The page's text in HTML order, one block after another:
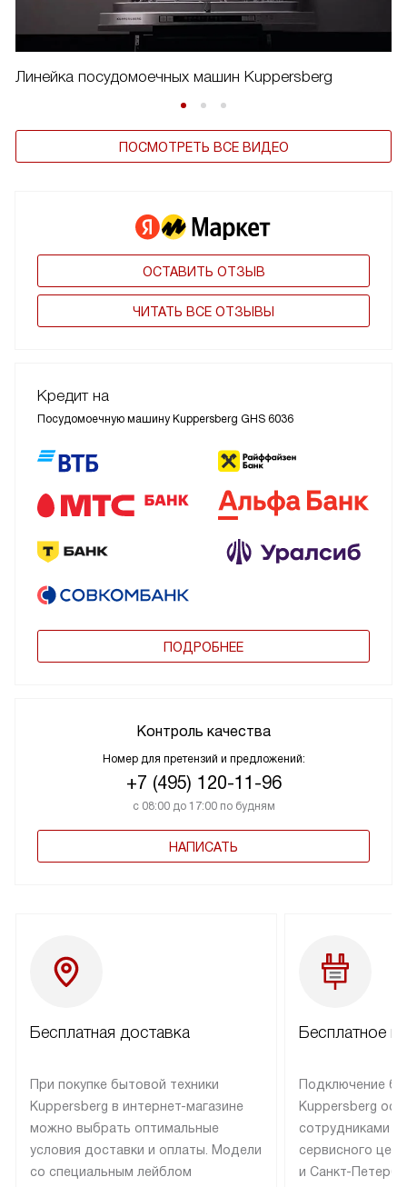
Линейка посудомоечных машин Kuppersberg
ПОСМОТРЕТЬ ВСЕ ВИДЕО
ОСТАВИТЬ ОТЗЫВ
ЧИТАТЬ ВСЕ ОТЗЫВЫ
Кредит на
Посудомоечную машину Kuppersberg GHS 6036
ПОДРОБНЕЕ
Контроль качества
Номер для претензий и предложений:
+7 (495) 120-11-96
с 08:00 до 17:00 по будням
НАПИСАТЬ
Бесплатная доставка
При покупке бытовой техники
Kuppersberg в интернет-магазине
можно выбрать оптимальные
условия доставки и оплаты. Модели
со специальным лейблом
Бесплатное
Подключение
Kuppersberg
сотрудниками
сервисного
и Санкт-